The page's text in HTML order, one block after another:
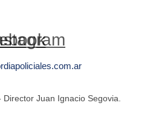
Juan Ignacio Segovia.